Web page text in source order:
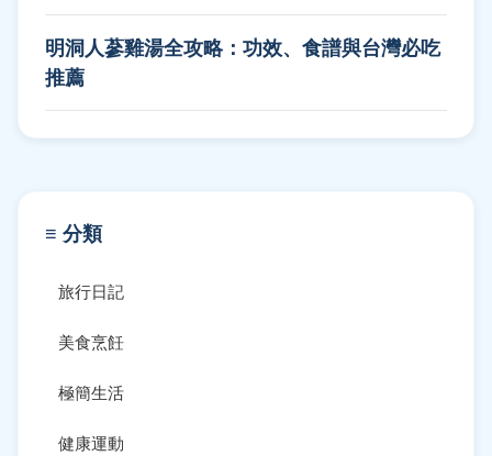
明洞人蔘雞湯全攻略：功效、食譜與台灣必吃
推薦
≡ 分類
旅行日記
美食烹飪
極簡生活
健康運動